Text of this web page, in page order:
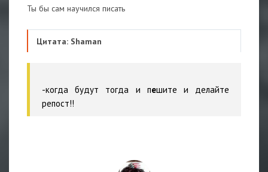
Ты бы сам научился писать
Цитата: Shaman
-когда будут тогда и пешите и делайте
репост!!